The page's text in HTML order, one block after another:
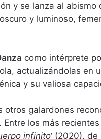
y se lanza al abismo
y luminoso,
como intérprete
actualizándolas en
y su valiosa
galardones
los más
infinito‘ (2020),